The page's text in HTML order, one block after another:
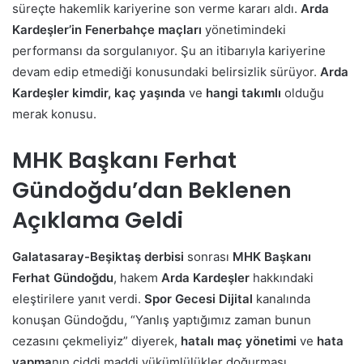
süreçte hakemlik kariyerine son verme kararı aldı. Arda
Kardeşler’in Fenerbahçe maçları yönetimindeki
performansı da sorgulanıyor. Şu an itibarıyla kariyerine
devam edip etmediği konusundaki belirsizlik sürüyor. Arda
Kardeşler kimdir, kaç yaşında ve hangi takımlı olduğu
merak konusu.
MHK Başkanı Ferhat
Gündoğdu’dan Beklenen
Açıklama Geldi
Galatasaray-Beşiktaş derbisi sonrası MHK Başkanı
Ferhat Gündoğdu, hakem Arda Kardeşler hakkındaki
eleştirilere yanıt verdi. Spor Gecesi Dijital kanalında
konuşan Gündoğdu, “Yanlış yaptığımız zaman bunun
cezasını çekmeliyiz” diyerek, hatalı maç yönetimi ve hata